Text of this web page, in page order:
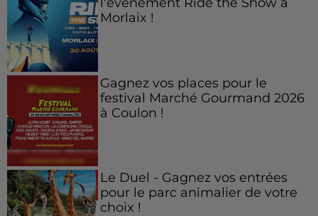
Morlaix !
Gagnez vos places pour le
festival Marché Gourmand 2026
à Coulon !
Le Duel - Gagnez vos entrées
pour le parc animalier de votre
choix !